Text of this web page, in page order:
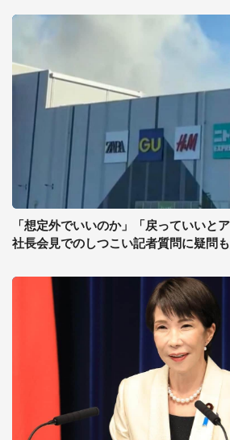
「想定外でいいのか」「戻っていいと
社長会見でのしつこい記者質問に疑問